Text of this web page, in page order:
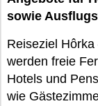
sowie
Reiseziel
werden freie
Hotels und
wie